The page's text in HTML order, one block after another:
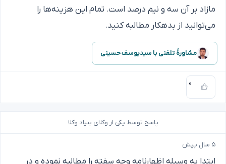
مازاد بر آن سه و نیم درصد است. تمام این هزینه‌ها را
می‌توانید از بدهکار مطالبه کنید.
مشاورهٔ تلفنی با سیدیوسف حسینی
۰
پاسخ توسط یکی از وکلای بنیاد وکلا
۵ سال پیش
ابتدا به وسیله اظهارنامه وجه سفته را مطالبه نموده و در